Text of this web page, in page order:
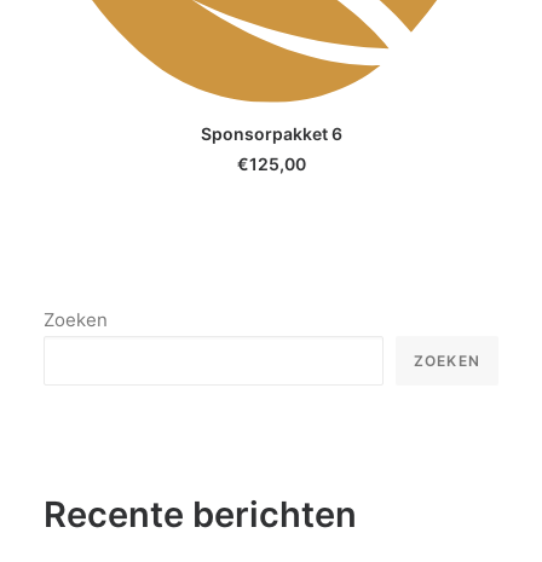
SELECT OPTIONS
Sponsorpakket 6
€125,00
Zoeken
ZOEKEN
Recente berichten